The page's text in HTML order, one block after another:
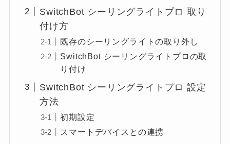
SwitchBot シーリングライトプロ 取り
付け方
既存のシーリングライトの取り外し
SwitchBot シーリングライトプロの取
り付け
SwitchBot シーリングライトプロ 設定
方法
初期設定
スマートデバイスとの連携